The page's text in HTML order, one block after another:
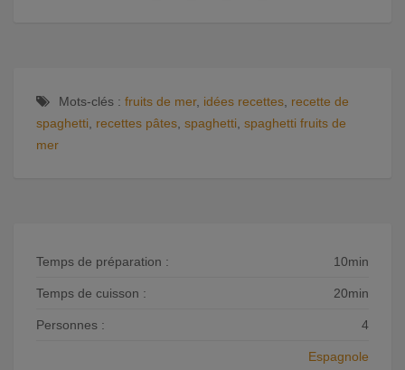
Mots-clés : fruits de mer, idées recettes recette de
spaghetti
recettes pâtes spaghetti spaghetti fruits de
mer
Temps de préparation : 10min
Temps de cuisson : 20min
Personnes : 4
Espagnole